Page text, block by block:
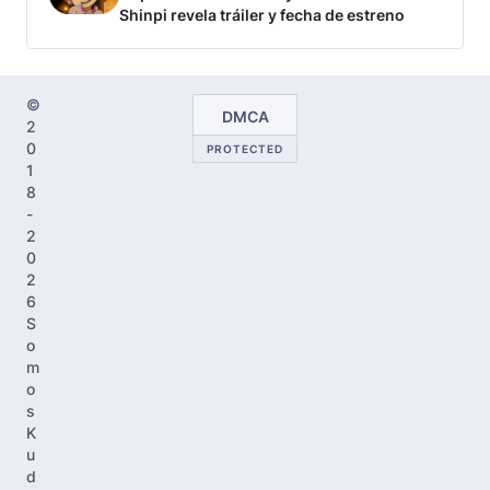
Shinpi revela tráiler y fecha de estreno
©
2
0
1
8
-
2
0
2
6
S
o
m
o
s
K
u
d
DMCA
PROTECTED